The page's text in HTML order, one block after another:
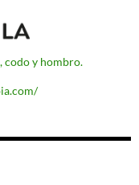
codo y hombro.